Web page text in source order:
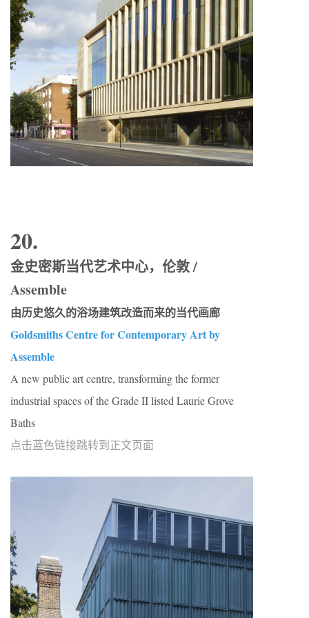
20.
金史密斯当代艺术中心，伦敦 /
Assemble
由历史悠久的浴场建筑改造而来的当代画廊
Goldsmiths Centre for Contemporary Art by
Assemble
A new public art centre, transforming the former
industrial spaces of the Grade II listed Laurie Grove
Baths
点击蓝色链接跳转到正文页面